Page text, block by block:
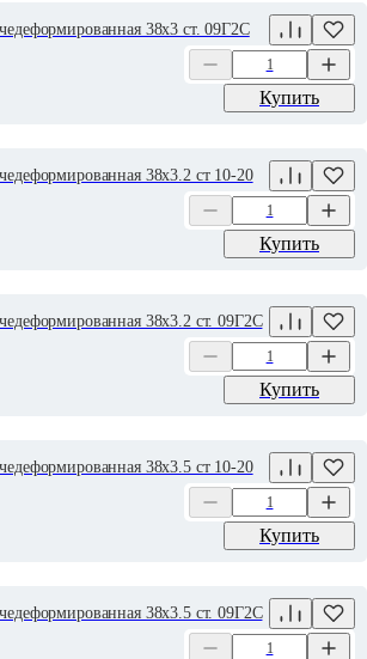
38х3 ст. 09Г2С
Купить
38х3.2 ст 10-20
Купить
38х3.2 ст. 09Г2С
Купить
38х3.5 ст 10-20
Купить
38х3.5 ст. 09Г2С